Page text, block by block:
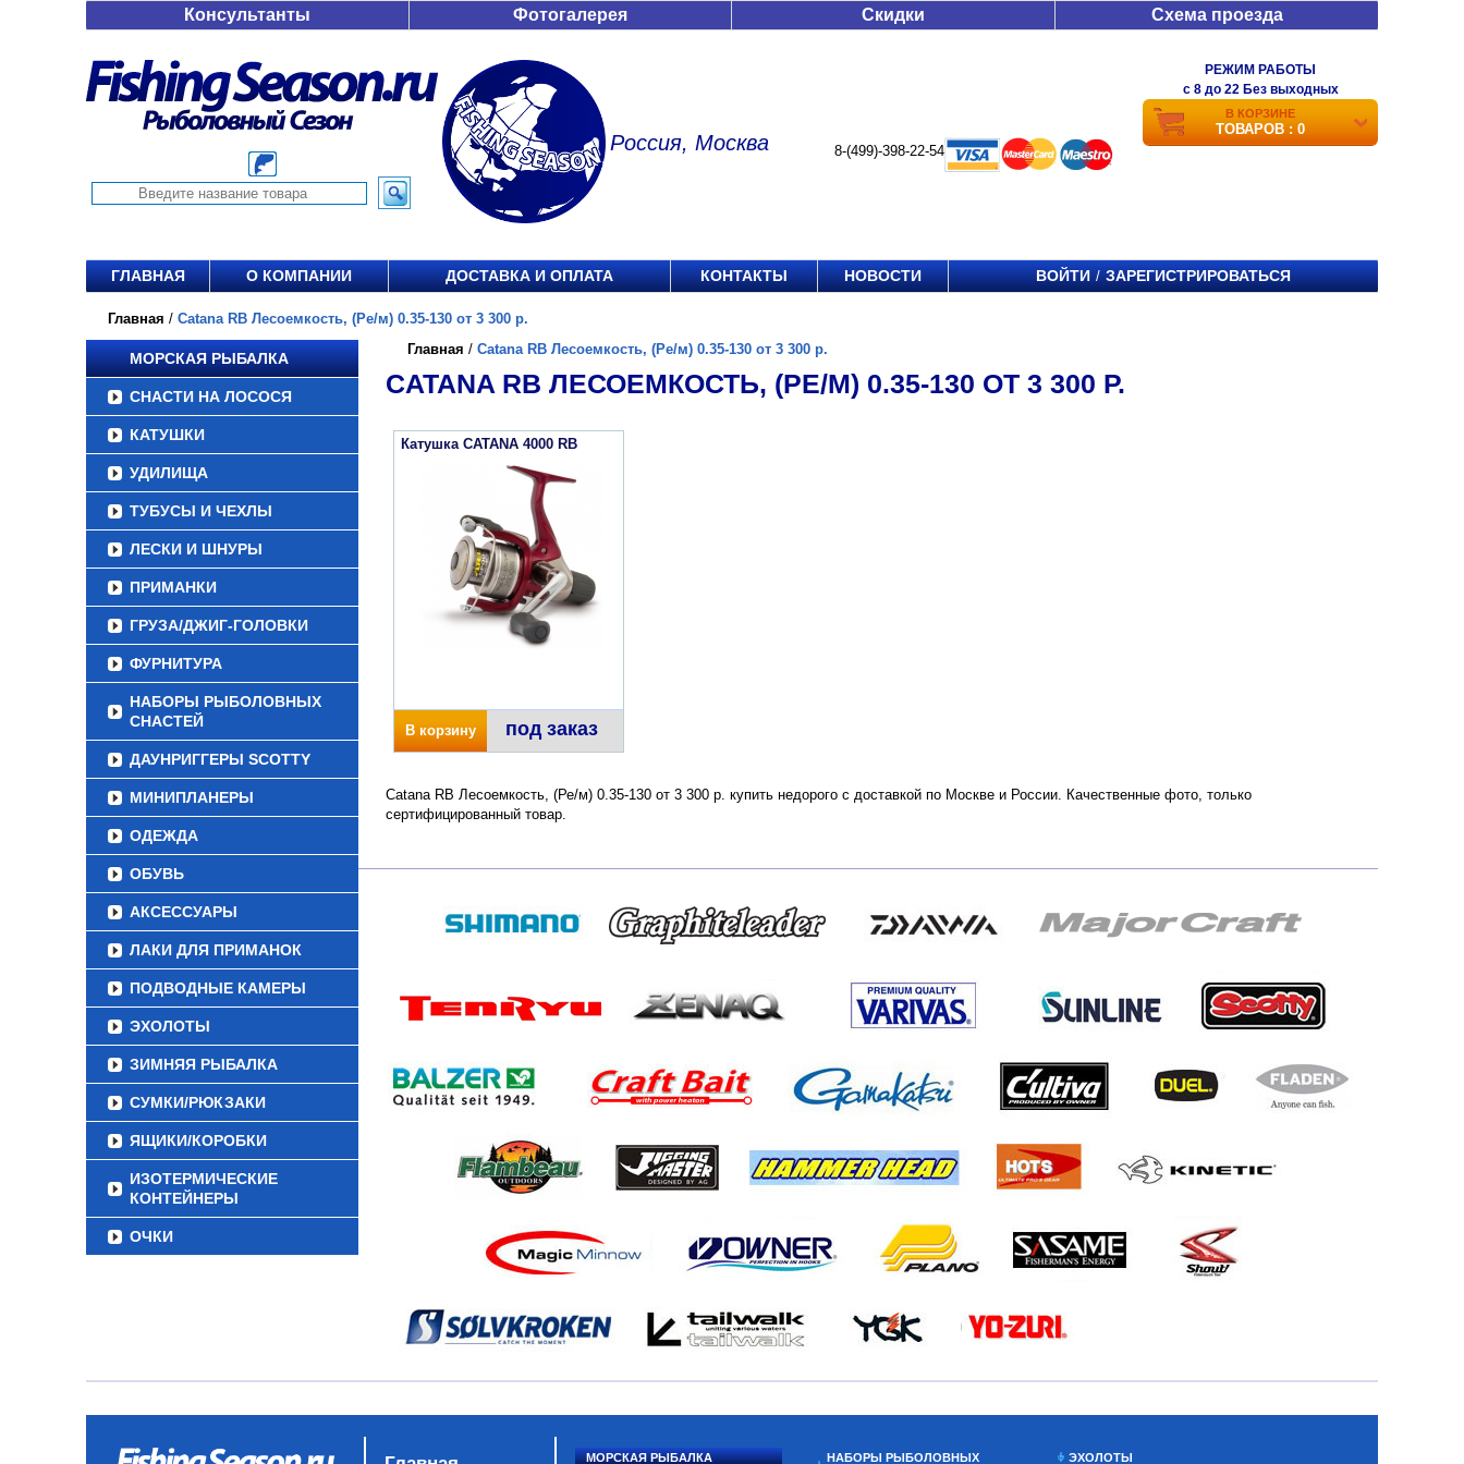
Консультанты Фотогалерея Скидки Схема проезда
Россия, Москва 8-(499)-398-22-54
РЕЖИМ РАБОТЫ
c 8 до 22 Без выходных
В КОРЗИНЕ
ТОВАРОВ : 0
ГЛАВНАЯ О КОМПАНИИ ДОСТАВКА И ОПЛАТА КОНТАКТЫ НОВОСТИ ВОЙТИ / ЗАРЕГИСТРИРОВАТЬСЯ
Главная / Catana RB Лесоемкость, (Ре/м) 0.35-130 от 3 300 р.
МОРСКАЯ РЫБАЛКА
СНАСТИ НА ЛОСОСЯ
КАТУШКИ
УДИЛИЩА
ТУБУСЫ И ЧЕХЛЫ
ЛЕСКИ И ШНУРЫ
ПРИМАНКИ
ГРУЗА/ДЖИГ-ГОЛОВКИ
ФУРНИТУРА
НАБОРЫ РЫБОЛОВНЫХ
СНАСТЕЙ
ДАУНРИГГЕРЫ SCOTTY
МИНИПЛАНЕРЫ
ОДЕЖДА
ОБУВЬ
АКСЕССУАРЫ
ЛАКИ ДЛЯ ПРИМАНОК
ПОДВОДНЫЕ КАМЕРЫ
ЭХОЛОТЫ
ЗИМНЯЯ РЫБАЛКА
СУМКИ/РЮКЗАКИ
ЯЩИКИ/КОРОБКИ
ИЗОТЕРМИЧЕСКИЕ
КОНТЕЙНЕРЫ
ОЧКИ
Главная / Catana RB Лесоемкость, (Ре/м) 0.35-130 от 3 300 р.
CATANA RB ЛЕСОЕМКОСТЬ, (РЕ/М) 0.35-130 ОТ 3 300 Р.
Катушка CATANA 4000 RB
В корзину под заказ
Catana RB Лесоемкость, (Ре/м) 0.35-130 от 3 300 р. купить недорого с доставкой по Москве и России. Качественные фото, только
сертифицированный товар.
МОРСКАЯ РЫБАЛКА НАБОРЫ РЫБОЛОВНЫХ ЭХОЛОТЫ